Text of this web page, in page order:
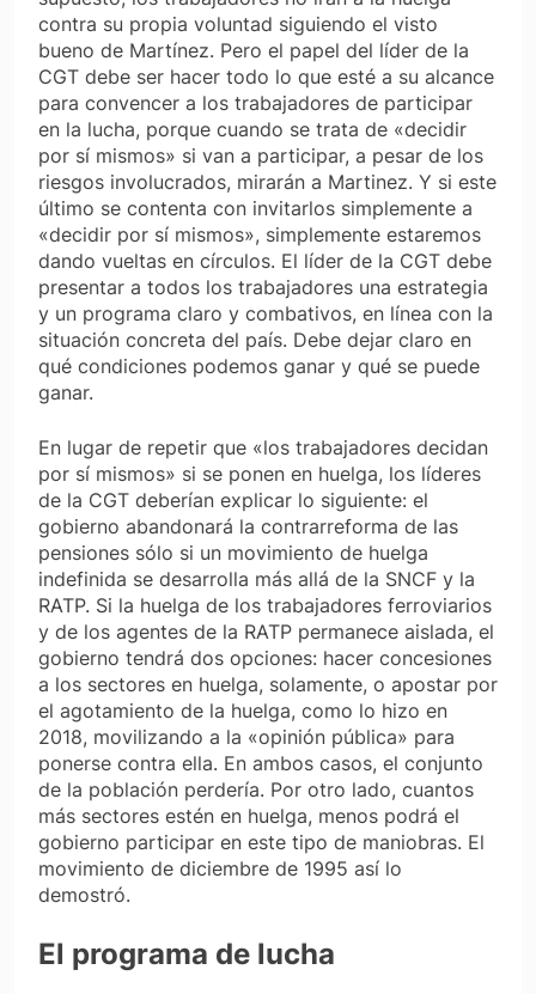
contra su propia voluntad siguiendo el visto
bueno de Martínez. Pero el papel del líder de la
CGT debe ser hacer todo lo que esté a su alcance
para convencer a los trabajadores de participar
en la lucha, porque cuando se trata de «decidir
por sí mismos» si van a participar, a pesar de los
riesgos involucrados, mirarán a Martinez. Y si este
último se contenta con invitarlos simplemente a
«decidir por sí mismos», simplemente estaremos
dando vueltas en círculos. El líder de la CGT debe
presentar a todos los trabajadores una estrategia
y un programa claro y combativos, en línea con la
situación concreta del país. Debe dejar claro en
qué condiciones podemos ganar y qué se puede
ganar.
En lugar de repetir que «los trabajadores decidan
por sí mismos» si se ponen en huelga, los líderes
de la CGT deberían explicar lo siguiente: el
gobierno abandonará la contrarreforma de las
pensiones sólo si un movimiento de huelga
indefinida se desarrolla más allá de la SNCF y la
RATP. Si la huelga de los trabajadores ferroviarios
y de los agentes de la RATP permanece aislada, el
gobierno tendrá dos opciones: hacer concesiones
a los sectores en huelga, solamente, o apostar por
el agotamiento de la huelga, como lo hizo en
2018, movilizando a la «opinión pública» para
ponerse contra ella. En ambos casos, el conjunto
de la población perdería. Por otro lado, cuantos
más sectores estén en huelga, menos podrá el
gobierno participar en este tipo de maniobras. El
movimiento de diciembre de 1995 así lo
demostró.
El programa de lucha